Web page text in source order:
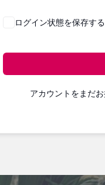
ログイン状態を保存する
アカウントをまだ